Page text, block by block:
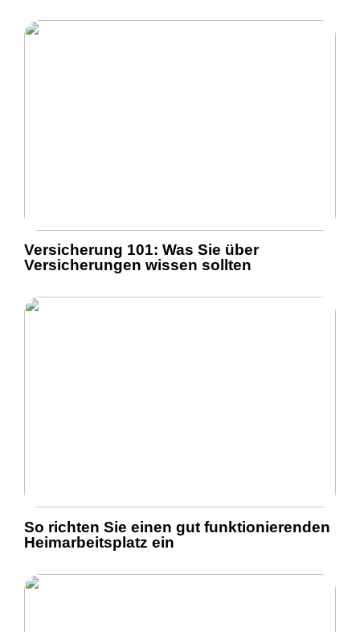
Versicherung 101: Was Sie über
Versicherungen wissen sollten
So richten Sie einen gut funktionierenden
Heimarbeitsplatz ein